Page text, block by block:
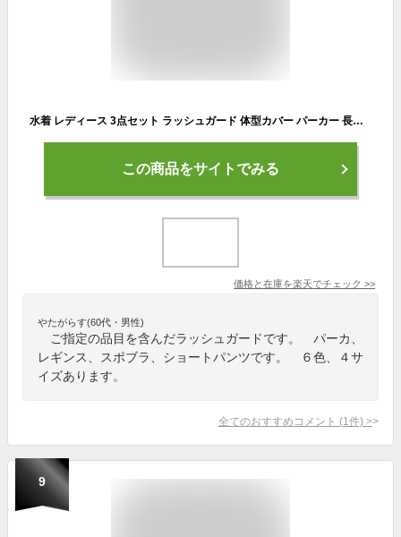
水着 レディース 3点セット ラッシュガード 体型カバー パーカー 長袖 スポーツブラ パッド付き ショートパンツ レギンス フィットネス ヨガウェア 上下 ママ 20代 30代 40代 水着新作 S M L LL
この商品をサイトでみる
価格と在庫を楽天でチェック >>
やたがらす(60代・男性)
ご指定の品目を含んだラッシュガードです。 パーカ、
レギンス、スポブラ、ショートパンツです。 ６色、４サ
イズあります。
全てのおすすめコメント (1 件) >
9